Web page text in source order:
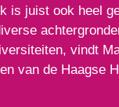
is juist ook heel
vindt
van de Haagse